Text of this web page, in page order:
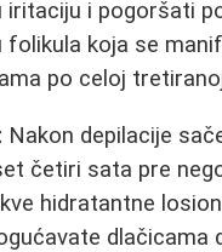
iritaciju i pogoršati
folikula koja se
po celoj
Nakon depilacije
četiri sata pre
hidratantne
dlačicama